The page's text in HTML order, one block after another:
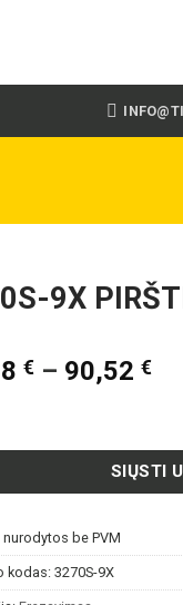
9X
€– 90,52 €
SIŲSTI
be PVM
kodas:3270S-9X